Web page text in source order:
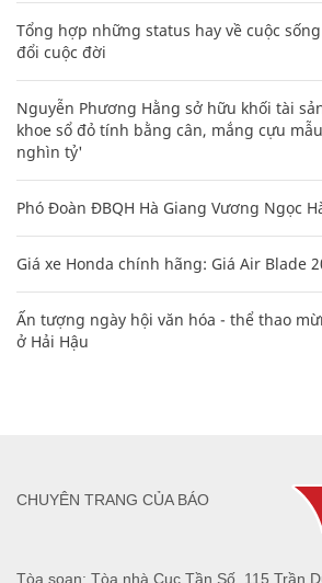
Tổng hợp những status hay về cuộc
đổi cuộc đời
Nguyễn Phương Hằng sở hữu khối tài
khoe sổ đỏ tính bằng cân, mắng cựu
nghìn tỷ'
Phó Đoàn ĐBQH Hà Giang Vương Ngọc
Giá xe Honda chính hãng: Giá Air Blade
Ấn tượng ngày hội văn hóa - thể thao
ở Hải Hậu
Tòa soạn: Tòa nhà Cục Tần Số, 115 Trần
CHUYÊN TRANG CỦA BÁO